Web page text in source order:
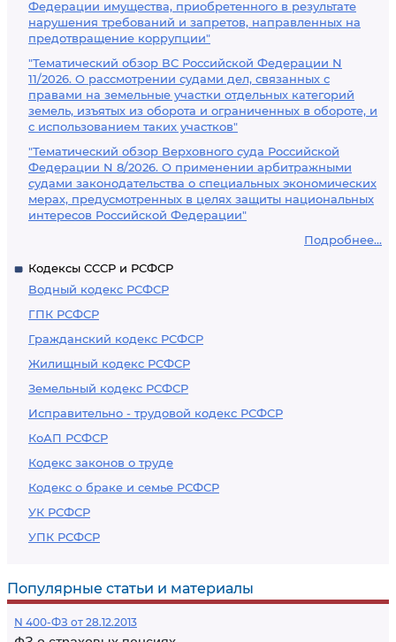
Федерации имущества, приобретенного в результате
нарушения требований и запретов, направленных на
предотвращение коррупции"
"Тематический обзор ВС Российской Федерации N
11/2026. О рассмотрении судами дел, связанных с
правами на земельные участки отдельных категорий
земель, изъятых из оборота и ограниченных в обороте, и
с использованием таких участков"
"Тематический обзор Верховного суда Российской
Федерации N 8/2026. О применении арбитражными
судами законодательства о специальных экономических
мерах, предусмотренных в целях защиты национальных
интересов Российской Федерации"
Подробнее...
Кодексы СССР и РСФСР
Водный кодекс РСФСР
ГПК РСФСР
Гражданский кодекс РСФСР
Жилищный кодекс РСФСР
Земельный кодекс РСФСР
Исправительно - трудовой кодекс РСФСР
КоАП РСФСР
Кодекс законов о труде
Кодекс о браке и семье РСФСР
УК РСФСР
УПК РСФСР
Популярные статьи и материалы
N 400-ФЗ от 28.12.2013